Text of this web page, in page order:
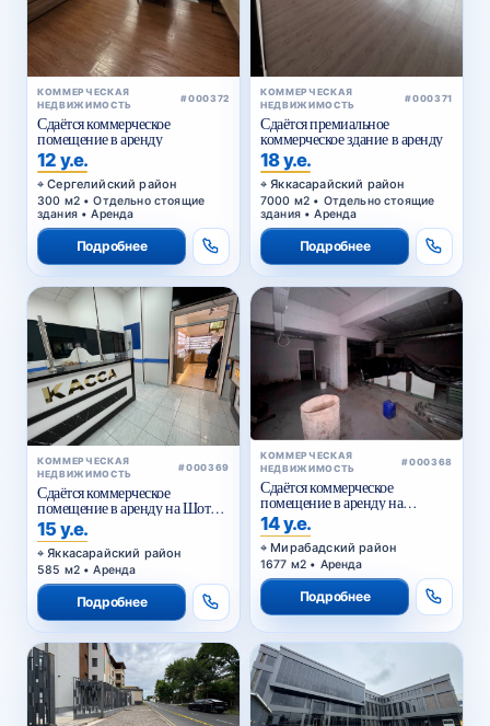
КОММЕРЧЕСКАЯ
НЕДВИЖИМОСТЬ
#000372
Сдаётся коммерческое
помещение в аренду
12 у.е.
Сергелийский район
300 м2 • Отдельно стоящие
здания • Аренда
Подробнее
КОММЕРЧЕСКАЯ
НЕДВИЖИМОСТЬ
#000371
Сдаётся премиальное
коммерческое здание в аренду
18 у.е.
Яккасарайский район
7000 м2 • Отдельно стоящие
здания • Аренда
Подробнее
КОММЕРЧЕСКАЯ
НЕДВИЖИМОСТЬ
#000369
Сдаётся коммерческое
помещение в аренду на Шота
Руставели
15 у.е.
Яккасарайский район
585 м2 • Аренда
Подробнее
КОММЕРЧЕСКАЯ
НЕДВИЖИМОСТЬ
#000368
Сдаётся коммерческое
помещение в аренду на
Куйлюке
14 у.е.
Мирабадский район
1677 м2 • Аренда
Подробнее